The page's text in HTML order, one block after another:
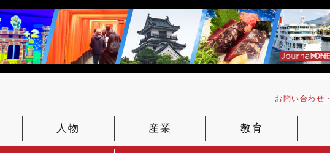
お問い合わせ・
人物 産業 教育